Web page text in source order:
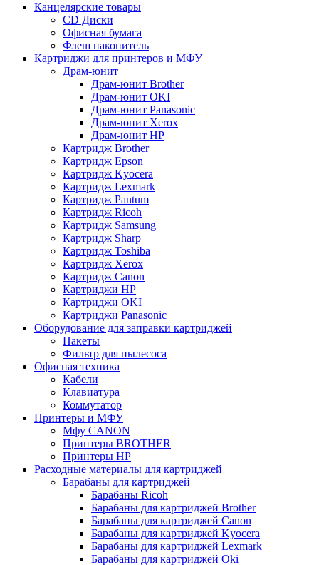
Канцелярские товары
CD Диски
Офисная бумага
Флеш накопитель
Картриджи для принтеров и МФУ
Драм-юнит
Драм-юнит Brother
Драм-юнит OKI
Драм-юнит Panasonic
Драм-юнит Xerox
Драм-юнит НР
Картридж Brother
Картридж Epson
Картридж Kyocera
Картридж Lexmark
Картридж Pantum
Картридж Ricoh
Картридж Samsung
Картридж Sharp
Картридж Toshiba
Картридж Xerox
Картридж Сanon
Картриджи HP
Картриджи OKI
Картриджи Panasonic
Оборудование для заправки картриджей
Пакеты
Фильтр для пылесоса
Офисная техника
Кабели
Клавиатура
Коммутатор
Принтеры и МФУ
Мфу CANON
Принтеры BROTHER
Принтеры HP
Расходные материалы для картриджей
Барабаны для картриджей
Барабаны Ricoh
Барабаны для картриджей Brother
Барабаны для картриджей Canon
Барабаны для картриджей Kyocera
Барабаны для картриджей Lexmark
Барабаны для картриджей Oki